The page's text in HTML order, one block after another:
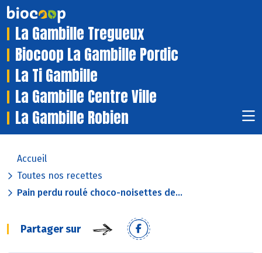
La Gambille Tregueux
Biocoop La Gambille Pordic
La Ti Gambille
La Gambille Centre Ville
La Gambille Robien
Accueil
Toutes nos recettes
Pain perdu roulé choco-noisettes de...
Partager sur